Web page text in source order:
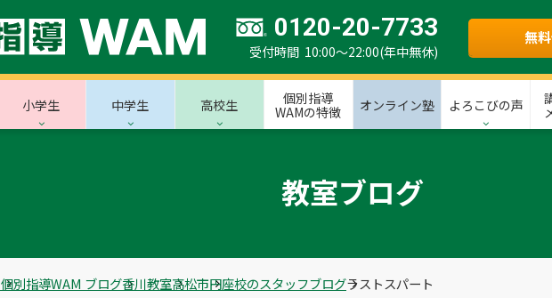
0120-20-7733
受付時間 10:00～22:00(年中無休)
無
小学生 中学生 高校生
個別指導
WAMの特徴
オンライン塾 よろこびの声
教室ブログ
個別指導WAM ブログ香川教室高松市円座校のスタッフブログラストスパート